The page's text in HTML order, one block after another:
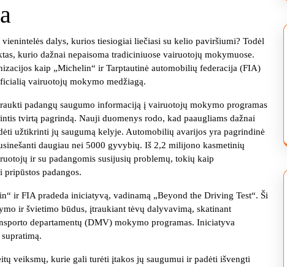
dalys, kurios tiesiogiai liečiasi su kelio paviršiumi? Todėl
kurio dažnai nepaisoma tradiciniuose vairuotojų mokymuose.
kaip „Michelin“ ir Tarptautinė automobilių federacija (FIA)
vairuotojų mokymo medžiagą.
padangų saugumo informaciją į vairuotojų mokymo programas
tvirtą pagrindą. Nauji duomenys rodo, kad paaugliams dažnai
užtikrinti jų saugumą kelyje. Automobilių avarijos yra pagrindinė
daugiau nei 5000 gyvybių. Iš 2,2 milijono kasmetinių
ir su padangomis susijusių problemų, tokių kaip
pripūstos padangos.
ir FIA pradeda iniciatyvą, vadinamą „Beyond the Driving Test“. Ši
ir švietimo būdus, įtraukiant tėvų dalyvavimą, skatinant
departamentų (DMV) mokymo programas. Iniciatyva
veiksmų, kurie gali turėti įtakos jų saugumui ir padėti išvengti